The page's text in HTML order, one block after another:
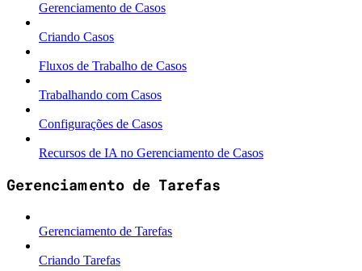
Gerenciamento de Casos
Criando Casos
Fluxos de Trabalho de Casos
Trabalhando com Casos
Configurações de Casos
Recursos de IA no Gerenciamento de Casos
Gerenciamento de Tarefas
Gerenciamento de Tarefas
Criando Tarefas